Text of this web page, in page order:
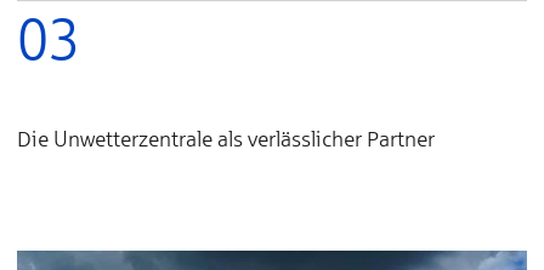
03
Die Unwetterzentrale als verlässlicher Partner